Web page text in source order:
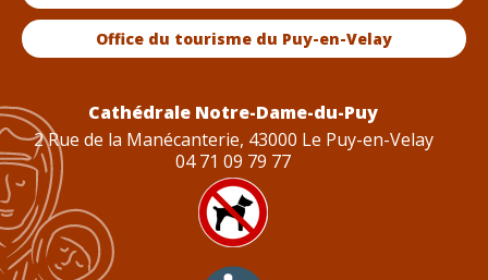
Office du tourisme du Puy-en-Velay
Cathédrale Notre-Dame-du-Puy
2 Rue de la Manécanterie, 43000 Le Puy-en-Velay
04 71 09 79 77